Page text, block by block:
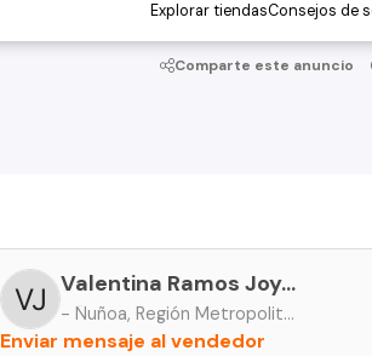
Explorar tiendasConsejos de
Comparte este anuncio
Valentina Ramos Joyas
- Ñuñoa, Región Metropolitana
Enviar mensaje al vendedor